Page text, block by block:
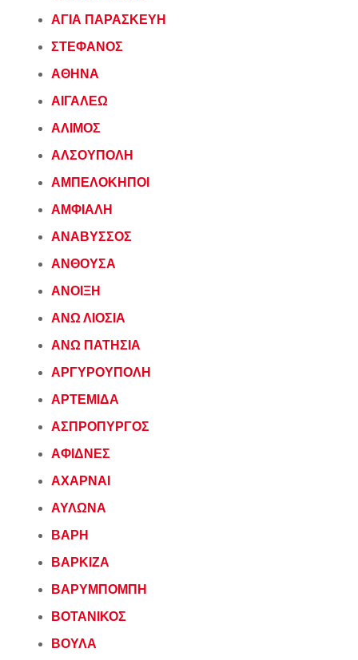
ΑΓΙΑ ΠΑΡΑΣΚΕΥΗ
ΣΤΕΦΑΝΟΣ
ΑΘΗΝΑ
ΑΙΓΑΛΕΩ
ΑΛΙΜΟΣ
ΑΛΣΟΥΠΟΛΗ
ΑΜΠΕΛΟΚΗΠΟΙ
ΑΜΦΙΑΛΗ
ΑΝΑΒΥΣΣΟΣ
ΑΝΘΟΥΣΑ
ΑΝΟΙΞΗ
ΑΝΩ ΛΙΟΣΙΑ
ΑΝΩ ΠΑΤΗΣΙΑ
ΑΡΓΥΡΟΥΠΟΛΗ
ΑΡΤΕΜΙΔΑ
ΑΣΠΡΟΠΥΡΓΟΣ
ΑΦΙΔΝΕΣ
ΑΧΑΡΝΑΙ
ΑΥΛΩΝΑ
ΒΑΡΗ
ΒΑΡΚΙΖΑ
ΒΑΡΥΜΠΟΜΠΗ
ΒΟΤΑΝΙΚΟΣ
ΒΟΥΛΑ